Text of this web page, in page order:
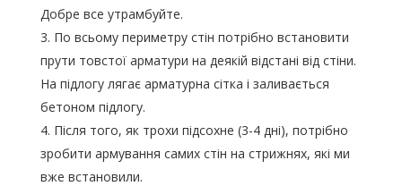
Добре все утрамбуйте.
По всьому периметру стін потрібно встановити
прути товстої арматури на деякій відстані від стіни.
На підлогу лягає арматурна сітка і заливається
бетоном підлогу.
Після того, як трохи підсохне (3-4 дні), потрібно
зробити армування самих стін на стрижнях, які ми
вже встановили.